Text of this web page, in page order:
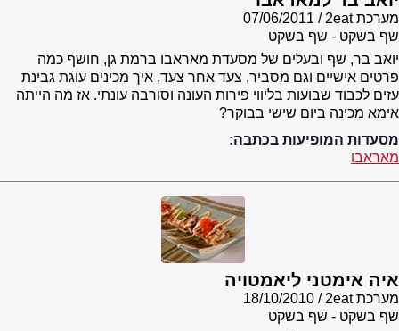
מערכת 2eat
07/06/2011
שף בשקט - שף בשקט
יואב בר, שף ובעלים של מסעדת מאראבו ברמת גן, חושף כמה
פרטים אישיים וגם מסביר, צעד אחר צעד, איך מכינים עוגת גבינת
עזים לכבוד שבועות בליווי פירות העונה וסורבה עונתי. אז מה הייתה
אימא מכינה ביום שישי בבוקר?
מסעדות המופיעות בכתבה:
מאראבו
איה אימטני ליאמטויה
מערכת 2eat
18/10/2010
שף בשקט - שף בשקט